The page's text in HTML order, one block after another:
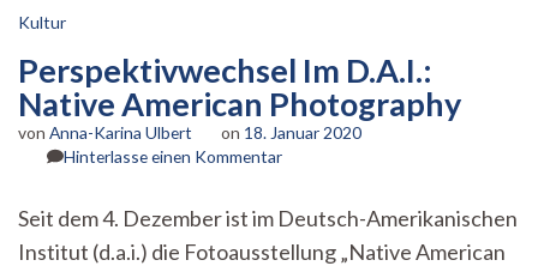
Kultur
Perspektivwechsel Im D.A.I.:
Native American Photography
von Anna-Karina Ulbert on 18. Januar 2020
Hinterlasse einen Kommentarzu
D.A.I.:
Native
Seit dem 4. Dezember ist im Deutsch-Amerikanischen
Institut (d.a.i.) die Fotoausstellung „Native American